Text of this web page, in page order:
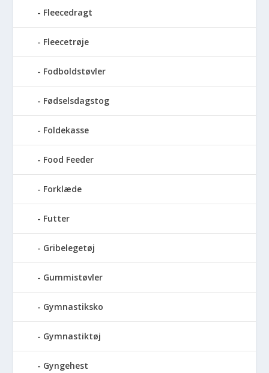
Fleecedragt
Fleecetrøje
Fodboldstøvler
Fødselsdagstog
Foldekasse
Food Feeder
Forklæde
Futter
Gribelegetøj
Gummistøvler
Gymnastiksko
Gymnastiktøj
Gyngehest